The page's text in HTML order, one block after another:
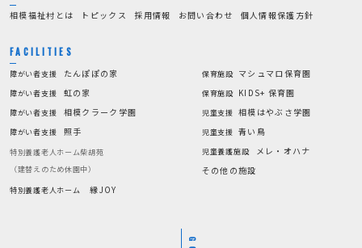
相模福祉村とは トピックス 採用情報 お問い合わせ 個人情報保護方針
FACILITIES
障がい者支援 たんぽぽの家
障がい者支援 虹の家
障がい者支援 相模クラーク学園
障がい者支援 照手
特別養護老人ホーム柴胡苑
（建替えのため休園中）
特別養護老人ホーム
縁JOY
保育施設 マシュマロ保育園
保育施設 KIDS+ 保育園
児童支援 相模はやぶさ学園
児童支援 青い鳥
児童養護施設
メレ・オハナ
その他の施設